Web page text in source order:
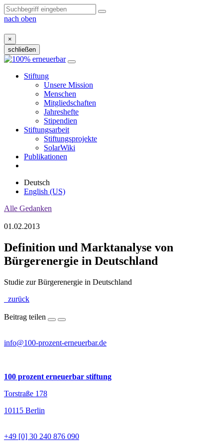
nach oben
×
schließen
Zum
Stiftung
Unsere Mission
Menschen
Mitgliedschaften
Jahreshefte
Stipendien
Stiftungsarbeit
Stiftungsprojekte
SolarWiki
Publikationen
Deutsch
English (US)
Alle Gedanken
01.02.2013
Definition und Marktanalyse von
Bürgerenergie in Deutschland
Studie zur Bürgerenergie in Deutschland
zurück
Beitrag teilen
info@100-prozent-erneuerbar.de
100 prozent erneuerbar stiftung
Torstraße 178
10115 Berlin
+49 [0] 30 240 876 090